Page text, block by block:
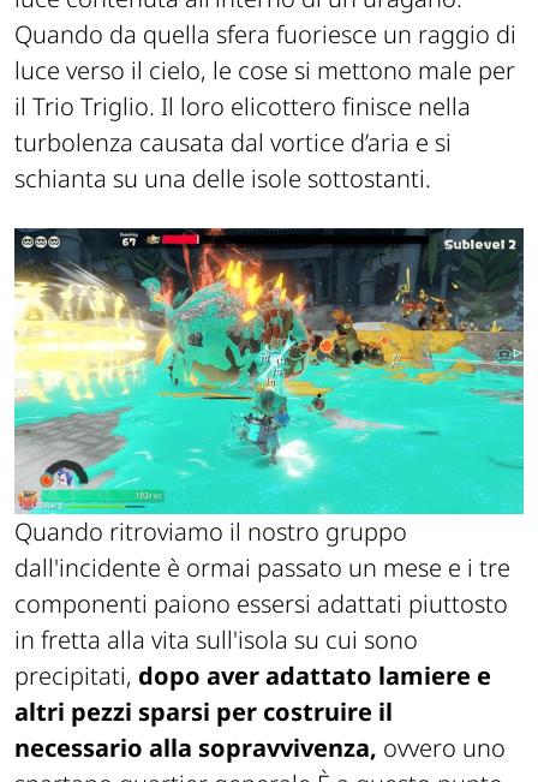
Quando da quella sfera fuoriesce un raggio di
luce verso il cielo, le cose si mettono male per
il Trio Triglio. Il loro elicottero finisce nella
turbolenza causata dal vortice d’aria e si
schianta su una delle isole sottostanti.
Quando ritroviamo il nostro gruppo
dall'incidente è ormai passato un mese e i tre
componenti paiono essersi adattati piuttosto
in fretta alla vita sull'isola su cui sono
precipitati, dopo aver adattato lamiere e
altri pezzi sparsi per costruire il
necessario alla sopravvivenza, ovvero uno